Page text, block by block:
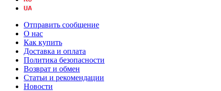
Отправить сообщение
О нас
Как купить
Доставка и оплата
Политика безопасности
Возврат и обмен
Статьи и рекомендации
Новости